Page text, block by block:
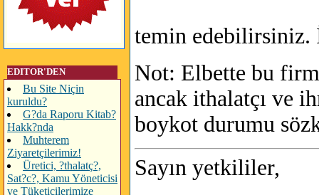
EDITOR'DEN
Bu Site Niçin
kuruldu?
G?da Raporu Kitab?
Hakk?nda
Muhterem
Ziyaretçilerimiz!
Üretici, ?thalatç?,
Sat?c?, Kamu Yöneticisi
ve Tüketicilerimize
temin edebilirsiniz.
Not: Elbette bu
ancak ithalatçı ve
boykot durumu
Sayın yetkililer,